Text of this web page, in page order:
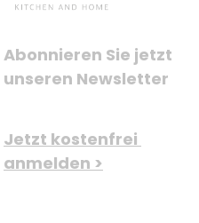
Abonnieren Sie jetzt
unseren Newsletter
Jetzt kostenfrei
anmelden >